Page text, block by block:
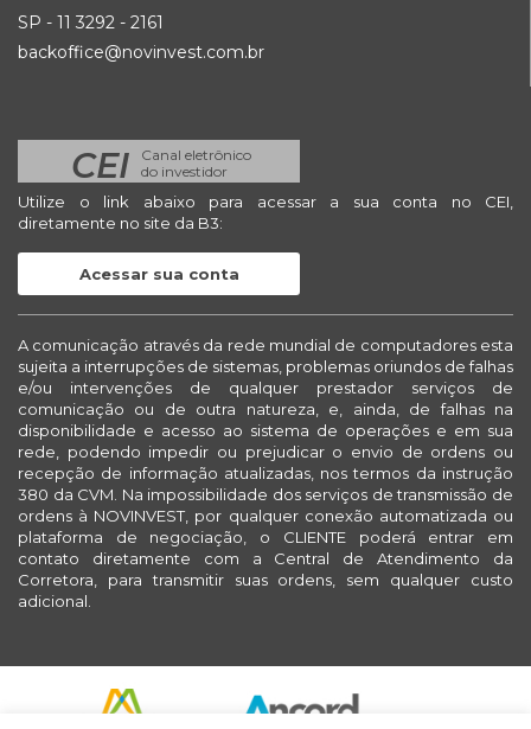
SP - 11 3292 - 2161
backoffice@novinvest.com.br
CEI
Canal eletrônico
do investidor
Utilize o link abaixo para acessar a sua conta no CEI,
diretamente no site da B3:
Acessar sua conta
A comunicação através da rede mundial de computadores esta
sujeita a interrupções de sistemas, problemas oriundos de falhas
e/ou intervenções de qualquer prestador serviços de
comunicação ou de outra natureza, e, ainda, de falhas na
disponibilidade e acesso ao sistema de operações e em sua
rede, podendo impedir ou prejudicar o envio de ordens ou
recepção de informação atualizadas, nos termos da instrução
380 da CVM. Na impossibilidade dos serviços de transmissão de
ordens à NOVINVEST, por qualquer conexão automatizada ou
plataforma de negociação, o CLIENTE poderá entrar em
contato diretamente com a Central de Atendimento da
Corretora, para transmitir suas ordens, sem qualquer custo
adicional.